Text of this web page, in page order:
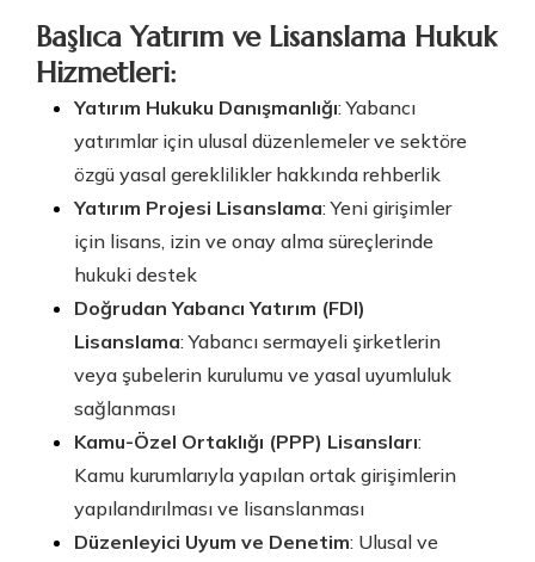
Başlıca Yatırım ve Lisanslama Hukuk
Hizmetleri:
Yatırım Hukuku Danışmanlığı: Yabancı
yatırımlar için ulusal düzenlemeler ve sektöre
özgü yasal gereklilikler hakkında rehberlik
Yatırım Projesi Lisanslama: Yeni girişimler
için lisans, izin ve onay alma süreçlerinde
hukuki destek
Doğrudan Yabancı Yatırım (FDI)
Lisanslama: Yabancı sermayeli şirketlerin
veya şubelerin kurulumu ve yasal uyumluluk
sağlanması
Kamu-Özel Ortaklığı (PPP) Lisansları:
Kamu kurumlarıyla yapılan ortak girişimlerin
yapılandırılması ve lisanslanması
Düzenleyici Uyum ve Denetim: Ulusal ve